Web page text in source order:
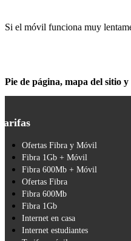
Si el móvil funciona muy
Pie de página, mapa del sitio
Ofertas Fibra y Móvil
Fibra 1Gb + Móvil
Fibra 600Mb + Móvil
Ofertas Fibra
Fibra 600Mb
Fibra 1Gb
Internet en casa
Internet estudiantes